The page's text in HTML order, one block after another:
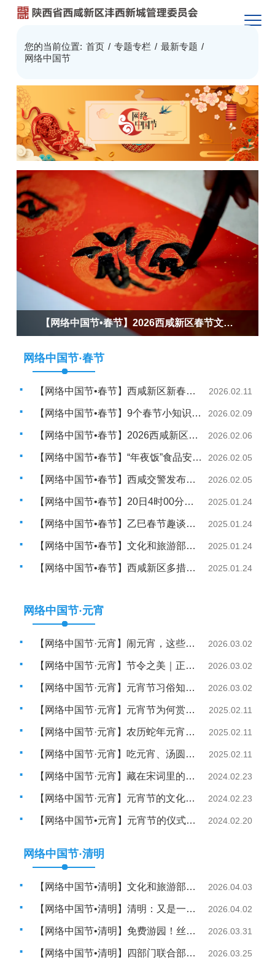
您的当前位置: 首页 / 专题专栏 / 最新专题 /
网络中国节
【网络中国节•春节】2026西咸新区春节文商旅活动在西咸吾悦广场正式启动
网络中国节·春节
2026.02.11
【网络中国节•春节】西咸新区新春特色活动来了
2026.02.09
【网络中国节•春节】9个春节小知识，你知道多少？
2026.02.06
【网络中国节•春节】2026西咸新区春节文商旅活动在西咸吾悦广场正式启动
2026.02.05
【网络中国节•春节】“年夜饭”食品安全消费提示
2026.02.05
【网络中国节•春节】西咸交警发布最新出行提示
2025.01.24
【网络中国节•春节】20日4时00分大寒：先迎小年 再过大年
2025.01.24
【网络中国节•春节】乙巳春节趣谈：“闰六月” 这个蛇年长在“腰上”
2025.01.24
【网络中国节•春节】文化和旅游部春节假期出游提示
2025.01.24
【网络中国节•春节】西咸新区多措并举确保群众祥和过大年
网络中国节·元宵
2026.03.02
【网络中国节·元宵】闹元宵，这些地方够热闹
2026.03.02
【网络中国节·元宵】节令之美｜正月十五闹元宵，花好月圆家家欢
2026.03.02
【网络中国节·元宵】元宵节习俗知多少
2025.02.11
【网络中国节·元宵】元宵节为何赏灯？吃汤圆有啥讲究？
2025.02.11
【网络中国节·元宵】农历蛇年元宵节十五的月亮十五圆
2025.02.11
【网络中国节·元宵】吃元宵、汤圆前先看这个 一文了解健康小知识
2024.02.23
【网络中国节·元宵】藏在宋词里的元宵节
2024.02.23
【网络中国节·元宵】元宵节的文化意义
2024.02.20
【网络中国节•元宵】元宵节的仪式感承载着中国文化的律动
网络中国节·清明
2026.04.03
【网络中国节•清明】文化和旅游部清明节假期出游提示
2026.04.02
【网络中国节•清明】清明：又是一年春草绿 天地清明寄相思
2026.03.31
【网络中国节•清明】免费游园！丝路欢乐世界邀你来当“画中人”
2026.03.25
【网络中国节•清明】四部门联合部署清明节祭扫工作